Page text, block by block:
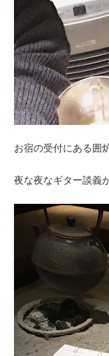
お宿の受付にある囲
夜な夜なギター談義